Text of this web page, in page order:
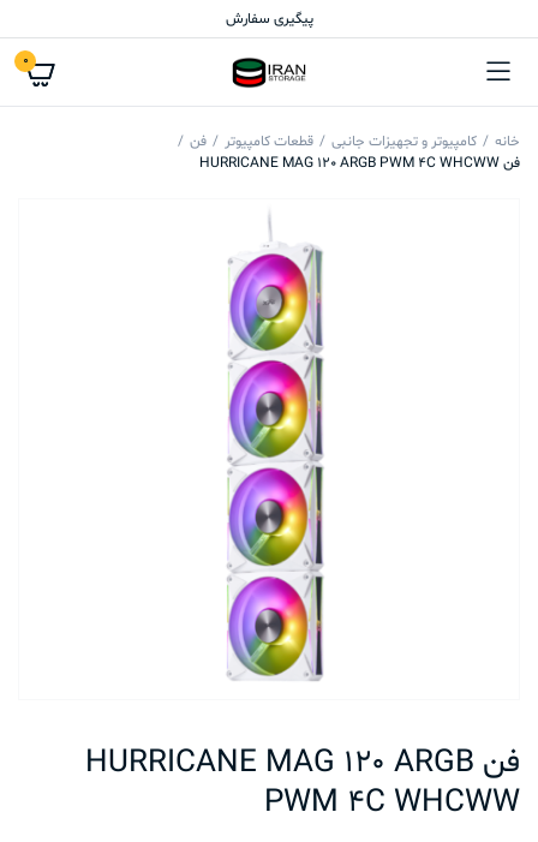
پیگیری سفارش
0
خانه کامپیوتر و تجهیزات جانبی قطعات کامپیوتر
فن
فن HURRICANE MAG 120 ARGB PWM 4C WHCWW
فن HURRICANE MAG 120 ARGB
PWM 4C WHCWW